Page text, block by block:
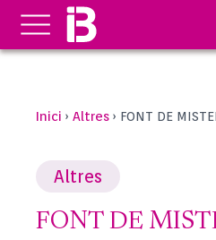
Inici › Altres › FONT DE
Altres
FONT DE